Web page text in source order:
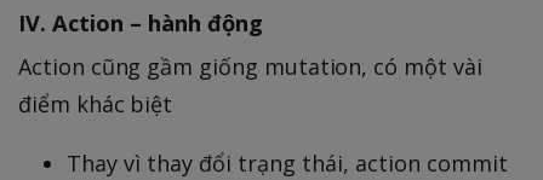
IV. Action – hành động
Action cũng gầm giống mutation, có một vài
điểm khác biệt
Thay vì thay đổi trạng thái, action commit